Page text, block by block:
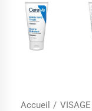
Accueil VISAGE